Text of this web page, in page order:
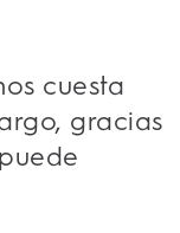
cuesta
gracias